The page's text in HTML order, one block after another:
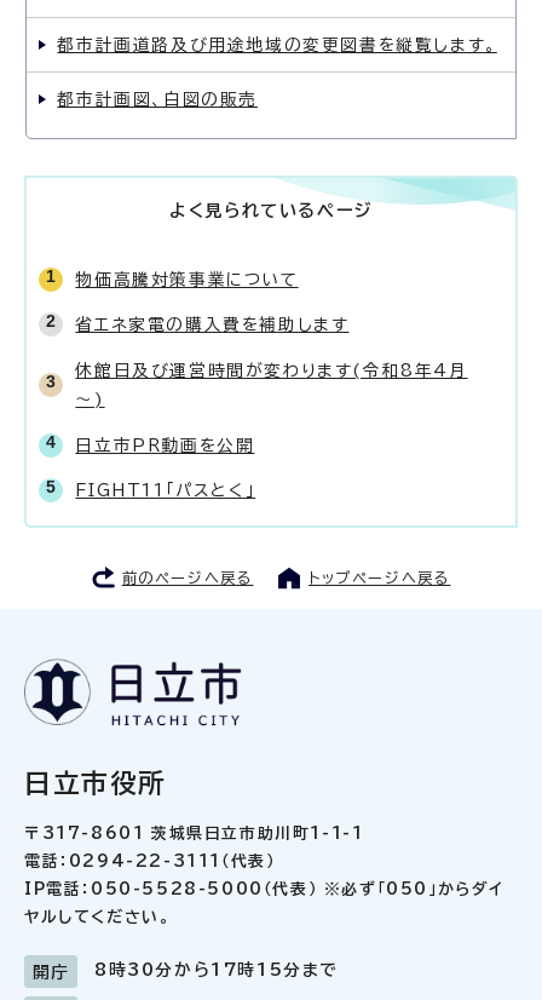
都市計画道路及び用途地域の変更図書を縦覧します。
都市計画図、白図の販売
よく見られているページ
物価高騰対策事業について
省エネ家電の購入費を補助します
休館日及び運営時間が変わります(令和8年4月
～)
日立市PR動画を公開
FIGHT11「パスとく」
前のページへ戻る トップページへ戻る
日立市役所
〒317-8601 茨城県日立市助川町1-1-1
電話：0294-22-3111（代表）
IP電話：050-5528-5000（代表） ※必ず「050」からダイ
ヤルしてください。
開庁 8時30分から17時15分まで